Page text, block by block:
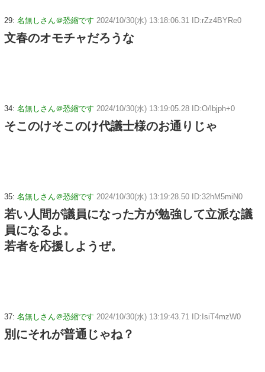
29: 名無しさん＠恐縮です 2024/10/30(水) 13:18:06.31 ID:rZz4BYRe0
文春のオモチャだろうな
34: 名無しさん＠恐縮です 2024/10/30(水) 13:19:05.28 ID:O/lbjph+0
そこのけそこのけ代議士様のお通りじゃ
35: 名無しさん＠恐縮です 2024/10/30(水) 13:19:28.50 ID:32hM5miN0
若い人間が議員になった方が勉強して立派な議
員になるよ。
若者を応援しようぜ。
37: 名無しさん＠恐縮です 2024/10/30(水) 13:19:43.71 ID:IsiT4mzW0
別にそれが普通じゃね？